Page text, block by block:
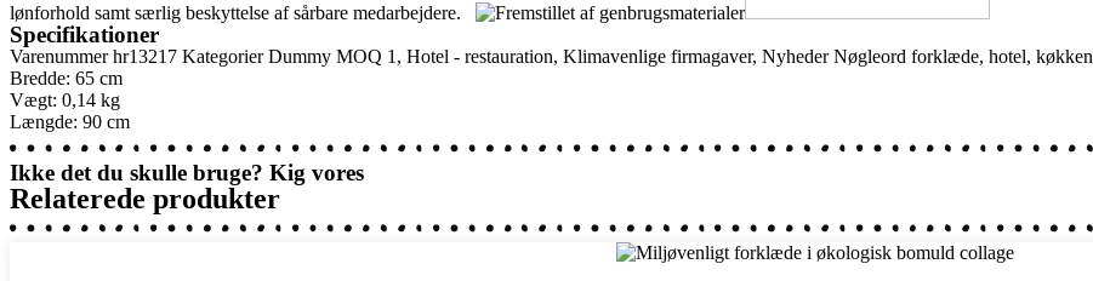
lønforhold samt særlig beskyttelse af sårbare medarbejdere.
Specifikationer
Varenummerhr13217 Kategorier Dummy MOQ 1 , Hotel - restauration, Klimavenlige firmagaver, Nyheder Nøgleord forklæde, hotel, køkken
Bredde: 65 cm
Vægt: 0,14 kg
Længde: 90 cm
Ikke det du skulle bruge? Kig vores
Relaterede produkter